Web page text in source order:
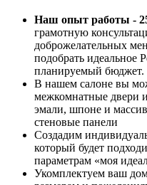
Наш опыт работы -
грамотную
доброжелательных
подобрать идеальное
планируемый бюджет.
В нашем салоне вы
межкомнатные двери
эмали, шпоне и
стеновые панели
Создадим
который будет
параметрам «моя
Укомплектуем ваш